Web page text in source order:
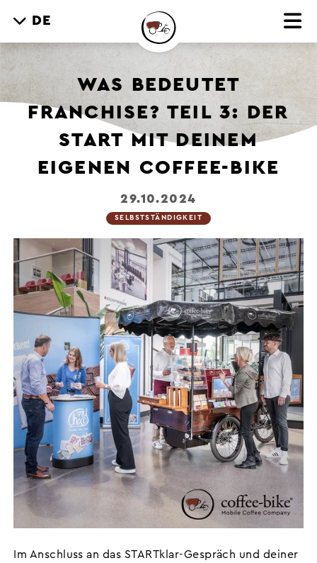
DE
WAS BEDEUTET
FRANCHISE? TEIL 3: DER
START MIT DEINEM
EIGENEN COFFEE-BIKE
29.10.2024
SELBSTSTÄNDIGKEIT
Im Anschluss an das STARTklar-Gespräch und deiner